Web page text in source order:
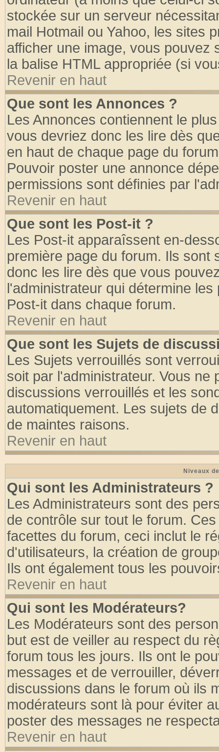
stockée sur un serveur
mail Hotmail ou Yahoo, les sites
afficher une image, vous pouvez
la balise HTML appropriée (si
Revenir en haut
Que sont les Annonces ?
Les Annonces contiennent le
vous devriez donc les lire dès
en haut de chaque page du
Pouvoir poster une annonce
permissions sont définies par
Revenir en haut
Que sont les Post-it ?
Les Post-it apparaîssent en-
première page du forum. Ils
donc les lire dès que vous
l'administrateur qui détermine
Post-it dans chaque forum.
Revenir en haut
Que sont les Sujets de
Les Sujets verrouillés sont
soit par l'administrateur. Vous
discussions verrouillés et les
automatiquement. Les sujets de
de maintes raisons.
Revenir en haut
Niveaux
Qui sont les Administrateurs ?
Les Administrateurs sont des
de contrôle sur tout le forum.
facettes du forum, ceci inclut le
d'utilisateurs, la création de
Ils ont également tous les
Revenir en haut
Qui sont les Modérateurs?
Les Modérateurs sont des
but est de veiller au respect du
forum tous les jours. Ils ont le
messages et de verrouiller,
discussions dans le forum où ils
modérateurs sont là pour éviter
poster des messages ne
Revenir en haut